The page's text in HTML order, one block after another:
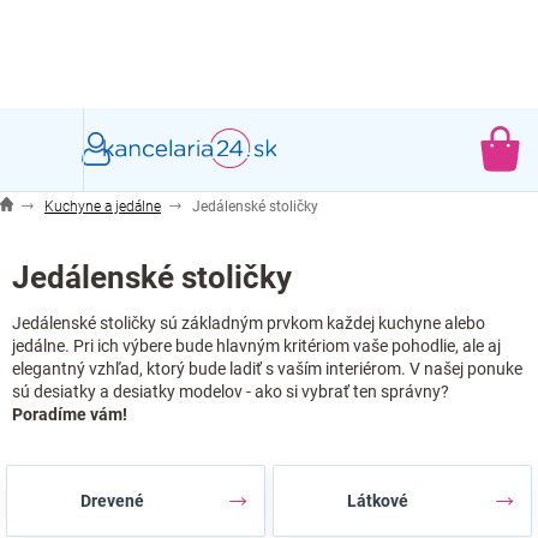
Kuchyne a jedálne Jedálenské stoličky
Jedálenské stoličky
Jedálenské stoličky sú základným prvkom každej kuchyne alebo
jedálne. Pri ich výbere bude hlavným kritériom vaše pohodlie, ale aj
elegantný vzhľad, ktorý bude ladiť s vaším interiérom. V našej ponuke
sú desiatky a desiatky modelov - ako si vybrať ten správny?
Poradíme vám!
Drevené Látkové